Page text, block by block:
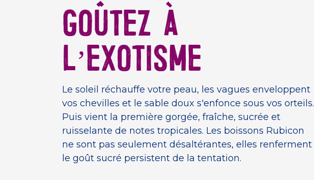
GOÛTEZ À
L’EXOTISME
Le soleil réchauffe votre peau, les vagues enveloppent
vos chevilles et le sable doux s'enfonce sous vos orteils.
Puis vient la première gorgée, fraîche, sucrée et
ruisselante de notes tropicales. Les boissons Rubicon
ne sont pas seulement désaltérantes, elles renferment
le goût sucré persistent de la tentation.